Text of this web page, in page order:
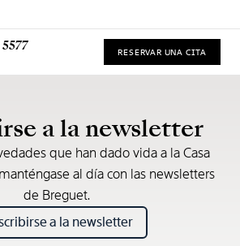
RESERVAR UNA CITA
a la newsletter
que han dado vida a la Casa
al día con las newsletters
de Breguet.
a la newsletter